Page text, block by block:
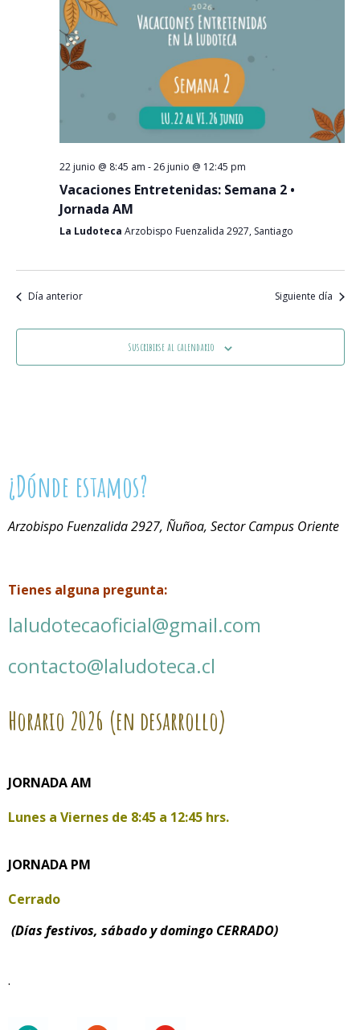
22 junio @ 8:45 am -26 junio @ 12:45 pm
Vacaciones Entretenidas: Semana 2 •
Jornada AM
La Ludoteca Arzobispo Fuenzalida 2927, Santiago
Día anterior Siguiente día
Suscribirse al calendario
¿Dónde estamos?
Arzobispo Fuenzalida 2927, Ñuñoa, Sector Campus Oriente
Tienes alguna pregunta:
laludotecaoficial@gmail.com
contacto@laludoteca.cl
Horario 2026 (en desarrollo)
JORNADA AM
Lunes a Viernes de 8:45 a 12:45 hrs.
JORNADA PM
Cerrado
(Días festivos, sábado y domingo CERRADO)
.